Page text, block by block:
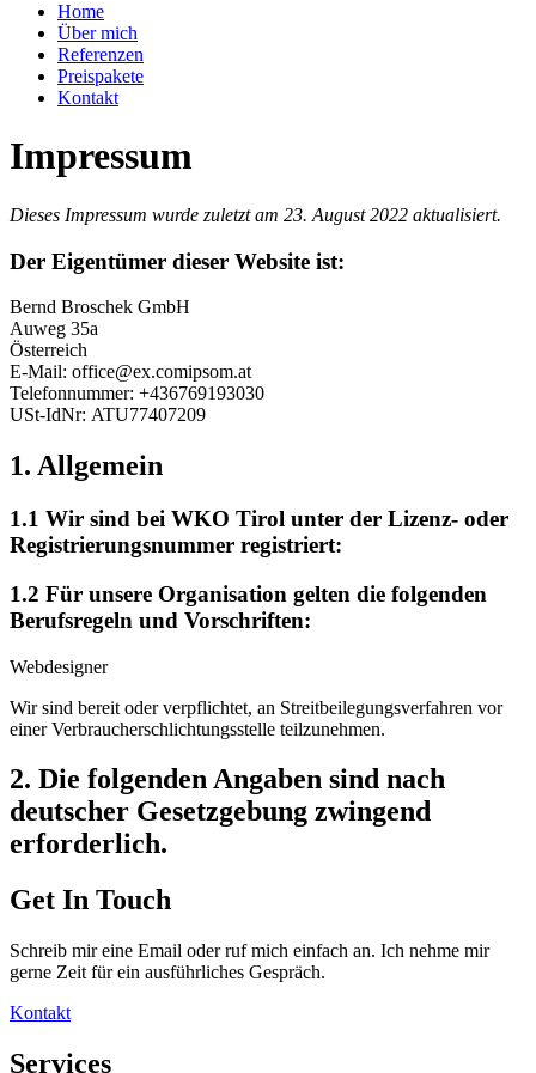
Home
Über mich
Referenzen
Preispakete
Kontakt
Impressum
Dieses Impressum wurde zuletzt am 23. August 2022 aktualisiert.
Der Eigentümer dieser Website ist:
Bernd Broschek GmbH
Auweg 35a
Österreich
E-Mail: office@ex.comipsom.at
Telefonnummer: +436769193030
USt-IdNr: ATU77407209
1. Allgemein
1.1 Wir sind bei WKO Tirol unter der Lizenz- oder
Registrierungsnummer registriert:
1.2 Für unsere Organisation gelten die folgenden
Berufsregeln und Vorschriften:
Webdesigner
Wir sind bereit oder verpflichtet, an Streitbeilegungsverfahren vor
einer Verbraucherschlichtungsstelle teilzunehmen.
2. Die folgenden Angaben sind nach
deutscher Gesetzgebung zwingend
erforderlich.
Get In Touch
Schreib mir eine Email oder ruf mich einfach an. Ich nehme mir
gerne Zeit für ein ausführliches Gespräch.
Kontakt
Services